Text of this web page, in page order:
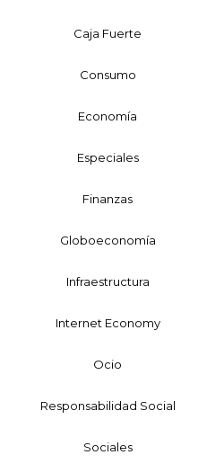
Caja Fuerte
Consumo
Economía
Especiales
Finanzas
Globoeconomía
Infraestructura
Internet Economy
Ocio
Responsabilidad Social
Sociales